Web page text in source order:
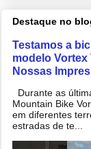
Destaque no
Testamos a
modelo Vortex
Nossas
Durante as
Mountain Bike
em diferentes
estradas de te...